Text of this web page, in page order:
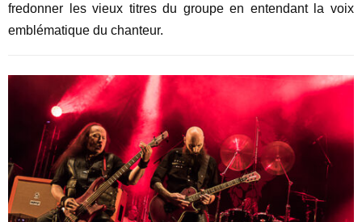
fredonner les vieux titres du groupe en entendant la voix
emblématique du chanteur.